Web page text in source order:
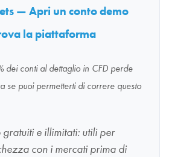
— Apri un conto demo
la piattaforma
dei conti al dettaglio in CFD perde
se puoi permetterti di correre questo
e illimitati: utili per
con i mercati prima di